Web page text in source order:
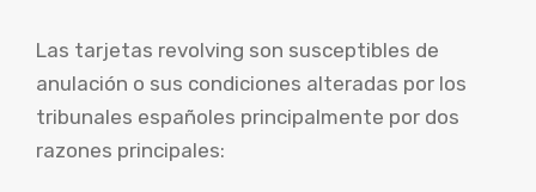
Las tarjetas revolving son susceptibles de
anulación o sus condiciones alteradas por los
tribunales españoles principalmente por dos
razones principales: